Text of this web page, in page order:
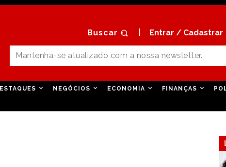
Buscar Entrar / Cadastrar
NEGÓCIOS ECONOMIA FINANÇAS